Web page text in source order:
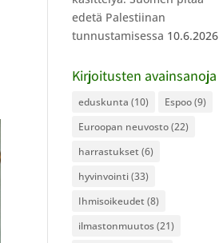
edetä Palestiinan
tunnustamisessa 10.6.2026
Kirjoitusten avainsanoja
eduskunta (10) Espoo(9)
Euroopan neuvosto(22)
harrastukset (6)
hyvinvointi(33)
Ihmisoikeudet (8)
ilmastonmuutos(21)